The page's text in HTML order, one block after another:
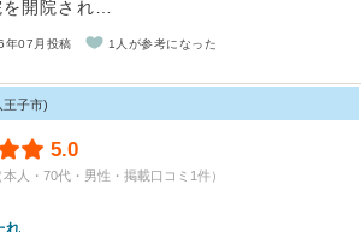
開院され…
07月投稿 1人が参考になった
王子市)
5.0
人・70代・男性・掲載口コミ1件）
れ